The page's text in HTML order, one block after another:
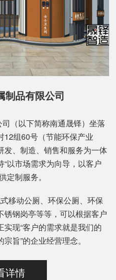
制品有限公司
（以下简称南通晟铎）坐落
12组60号（节能环保产业
发、制造、销售和服务为一体
以市场需求为向导，以客户
定制服务。
移动公厕、环保公厕、环保
钢岗亭等等，可以根据客户
现“客户的需求就是我们的
旨”的企业经营理念。
详情